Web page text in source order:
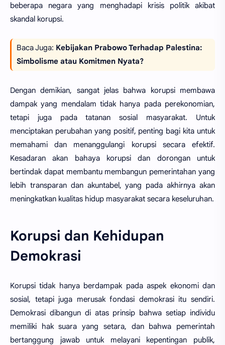
beberapa negara yang menghadapi krisis politik akibat
skandal korupsi.
Baca Juga: Kebijakan Prabowo Terhadap Palestina:
Simbolisme atau Komitmen Nyata?
Dengan demikian, sangat jelas bahwa korupsi membawa
dampak yang mendalam tidak hanya pada perekonomian,
tetapi juga pada tatanan sosial masyarakat. Untuk
menciptakan perubahan yang positif, penting bagi kita untuk
memahami dan menanggulangi korupsi secara efektif.
Kesadaran akan bahaya korupsi dan dorongan untuk
bertindak dapat membantu membangun pemerintahan yang
lebih transparan dan akuntabel, yang pada akhirnya akan
meningkatkan kualitas hidup masyarakat secara keseluruhan.
Korupsi dan Kehidupan
Demokrasi
Korupsi tidak hanya berdampak pada aspek ekonomi dan
sosial, tetapi juga merusak fondasi demokrasi itu sendiri.
Demokrasi dibangun di atas prinsip bahwa setiap individu
memiliki hak suara yang setara, dan bahwa pemerintah
bertanggung jawab untuk melayani kepentingan publik,